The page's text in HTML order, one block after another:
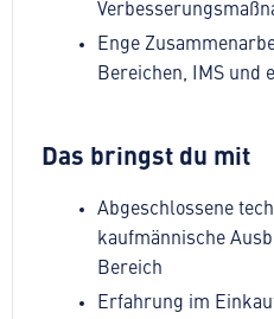
Enge
Bereichen, IMS und
Das bringst du mit
Abgeschlossene
kaufmännische
Bereich
Erfahrung im